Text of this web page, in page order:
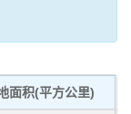
面积(平方公里)